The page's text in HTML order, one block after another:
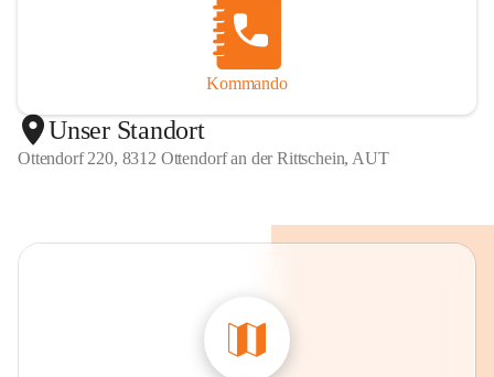
Kommando
Unser Standort
Ottendorf 220, 8312 Ottendorf an der Rittschein, AUT